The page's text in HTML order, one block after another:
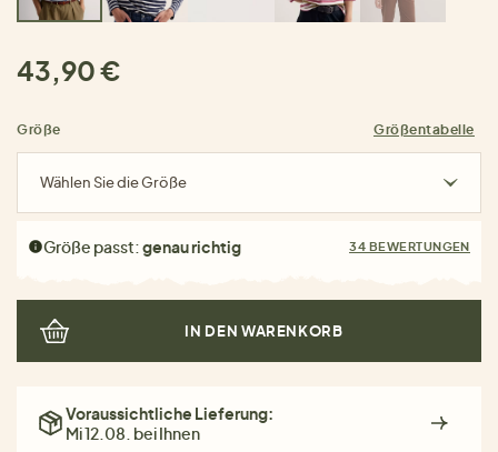
43,90 €
Größe Größentabelle
Wählen Sie die Größe
Größe passt:genau richtig 34 BEWERTUNGEN
IN DEN WARENKORB
Voraussichtliche Lieferung:
Mi 12.08. bei Ihnen